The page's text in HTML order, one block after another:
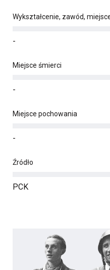
Wykształcenie, zawód,
-
Miejsce śmierci
-
Miejsce pochowania
-
Źródło
PCK